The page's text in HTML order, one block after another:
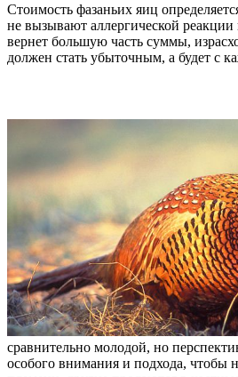
Стоимость фазаньих яиц
не вызывают аллергической
вернет большую часть суммы,
должен стать убыточным, а будет с
сравнительно молодой, но
особого внимания и подхода, чтобы